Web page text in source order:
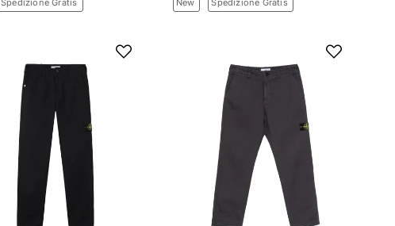
Spedizione Gratis New Spedizione Gratis